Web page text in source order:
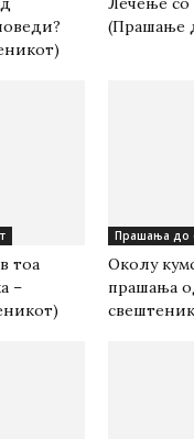
(Прашање
тоа
–
Прашања до
Околу
прашања